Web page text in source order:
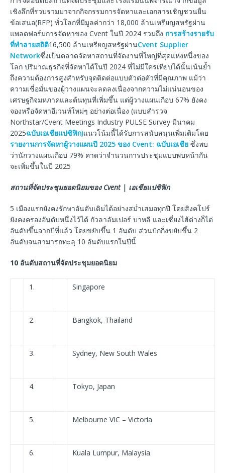
เชิงลึกที่รวบรวมมาจากกิจกรรมการจัดหาและเอกสารเชิญชวนยื่น
ข้อเสนอ(RFP) ทั่วโลกที่มีมูลค่ากว่า 18,000 ล้านเหรียญสหรัฐผ่าน
แพลตฟอร์มการจัดหาของ Cvent ในปี 2024 รวมถึง การสร้างรายรับ
ที่ทำลายสถิติ16,500 ล้านเหรียญสหรัฐผ่านCvent Supplier
Networkซึ่งเป็นตลาดจัดหาสถานที่จัดงานที่ใหญ่ที่สุดแห่งหนึ่งของ
โลก ปริมาณธุรกิจที่จัดหาได้ในปี 2024 ที่ไม่มีใครเทียบได้นั้นเน้นย้ำ
ถึงความต้องการสูงสำหรับจุดติดต่อแบบตัวต่อตัวที่มีคุณภาพ แม้ว่า
ความเชื่อมั่นของผู้วางแผนจะลดลงเนื่องจากความไม่แน่นอนของ
เศรษฐกิจมหภาคและต้นทุนที่เพิ่มขึ้น แต่ผู้วางแผนเกือบ 67% ยังคง
จองหรือจัดหาอีเวนท์ใหม่ๆ อย่างต่อเนื่อง (แบบสำรวจ
Northstar/Cvent Meetings Industry PULSE Survey มีนาคม
2025ฉบับเอเชียแปซิฟิก)แนวโน้มนี้ได้รับการสนับสนุนเพิ่มเติมโดย
รายงานการจัดหาผู้วางแผนปี 2025 ของ Cvent: ฉบับเอเชีย ซึ่งพบ
ว่านักวางแผนเกือบ 79% คาดว่าจำนวนการประชุมแบบพบหน้ากัน
จะเพิ่มขึ้นในปี 2025
สถานที่จัดประชุมยอดนิยมของ Cvent | เอเชียแปซิฟิก
5 เมืองแรกยังคงรักษาอันดับเดิมได้อย่างสม่ำเสมอทุกปี โดยสิงคโปร์
ยังคงครองอันดับหนึ่งไว้ได้ กัวลาลัมเปอร์ บาหลี และเซี่ยงไฮ้ต่างก็ไต่
อันดับขึ้นจากปีที่แล้ว โดยขยับขึ้น 1 อันดับ ส่วนปักกิ่งขยับขึ้น 2
อันดับจนสามารถทะลุ 10 อันดับแรกในปีนี้
10 อันดับสถานที่จัดประชุมยอดนิยม
1. Singapore
2. Bangkok, Thailand
3. Sydney, New South Wales
4. Tokyo, Japan
5. Melbourne VIC – Victoria
6. Kuala Lumpur, Malaysia